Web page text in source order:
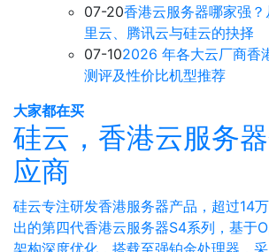
07-20香港云服务器哪家强
里云、腾讯云与硅云的抉择
07-102026 年各大云厂商香
测评及性价比机型推荐
大家都在买
硅云，香港云服务
应商
硅云专注研发香港服务器产品，超过14
出的第四代香港云服务器S4系列，基于
架构深度优化，搭载至强铂金处理器，